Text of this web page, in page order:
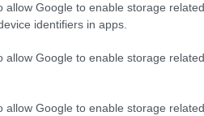
allow Google to enable storage
identifiers in apps.
allow Google to enable storage
allow Google to enable storage
Aktuális